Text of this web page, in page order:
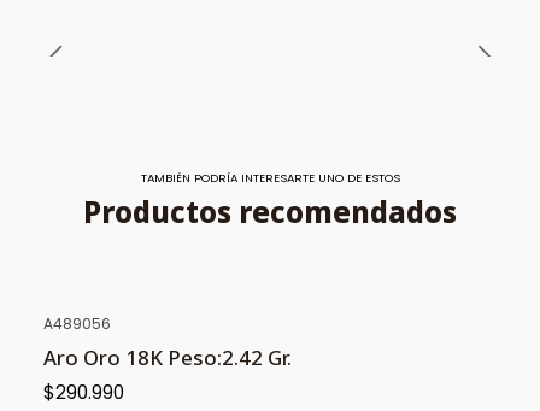
TAMBIÉN PODRÍA INTERESARTE UNO DE ESTOS
Productos recomendados
A489056
Aro Oro 18K Peso:2.42 Gr.
$290.990